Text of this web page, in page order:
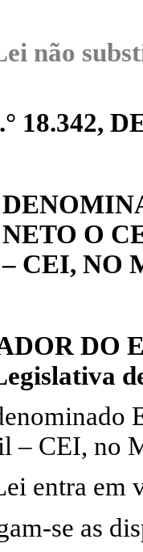
não
18.342,
NETO O
– CEI, NO
DO
– CEI, no
entra em
se as